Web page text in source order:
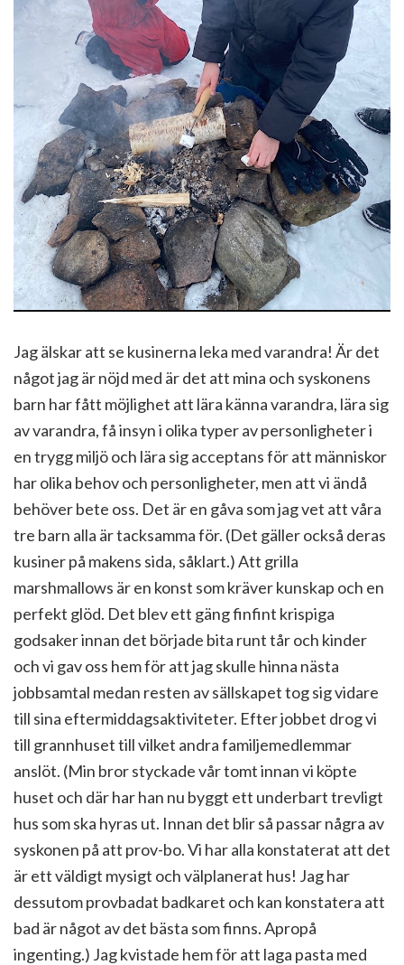
Jag älskar att se kusinerna leka med varandra! Är det
något jag är nöjd med är det att mina och syskonens
barn har fått möjlighet att lära känna varandra, lära sig
av varandra, få insyn i olika typer av personligheter i
en trygg miljö och lära sig acceptans för att människor
har olika behov och personligheter, men att vi ändå
behöver bete oss. Det är en gåva som jag vet att våra
tre barn alla är tacksamma för. (Det gäller också deras
kusiner på makens sida, såklart.) Att grilla
marshmallows är en konst som kräver kunskap och en
perfekt glöd. Det blev ett gäng finfint krispiga
godsaker innan det började bita runt tår och kinder
och vi gav oss hem för att jag skulle hinna nästa
jobbsamtal medan resten av sällskapet tog sig vidare
till sina eftermiddagsaktiviteter. Efter jobbet drog vi
till grannhuset till vilket andra familjemedlemmar
anslöt. (Min bror styckade vår tomt innan vi köpte
huset och där har han nu byggt ett underbart trevligt
hus som ska hyras ut. Innan det blir så passar några av
syskonen på att prov-bo. Vi har alla konstaterat att det
är ett väldigt mysigt och välplanerat hus! Jag har
dessutom provbadat badkaret och kan konstatera att
bad är något av det bästa som finns. Apropå
ingenting.) Jag kvistade hem för att laga pasta med